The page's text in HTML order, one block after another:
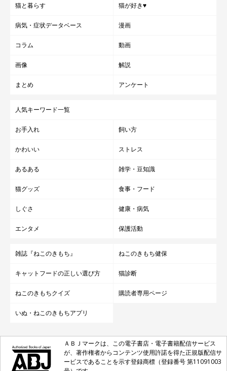
猫と暮らす 猫が好き♥
病気・症状データベース 漫画
コラム 動画
画像 解説
まとめ アンケート
人気キーワード一覧
お手入れ 飼い方
かわいい ストレス
あるある 雑学・豆知識
猫グッズ 食事・フード
しぐさ 健康・病気
エンタメ 保護活動
雑誌『ねこのきもち』 ねこのきもち健保
キャットフードの正しい選び方 猫診断
ねこのきもちクイズ 購読者専用ページ
いぬ・ねこのきもちアプリ
ＡＢＪマークは、この電子書店・電子書籍配信サービス
が、著作権者からコンテンツ使用許諾を得た正規版配信サ
ービスであることを示す登録商標（登録番号 第11091003